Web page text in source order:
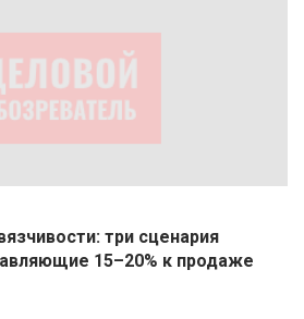
три сценария
15–20% к продаже